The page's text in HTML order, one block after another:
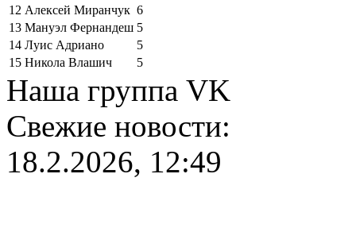
12 Алексей Миранчук 6
13 Мануэл Фернандеш 5
14 Луис Адриано
5
15 Никола Влашич 5
Наша группа VK
Свежие новости:
18.2.2026, 12:49